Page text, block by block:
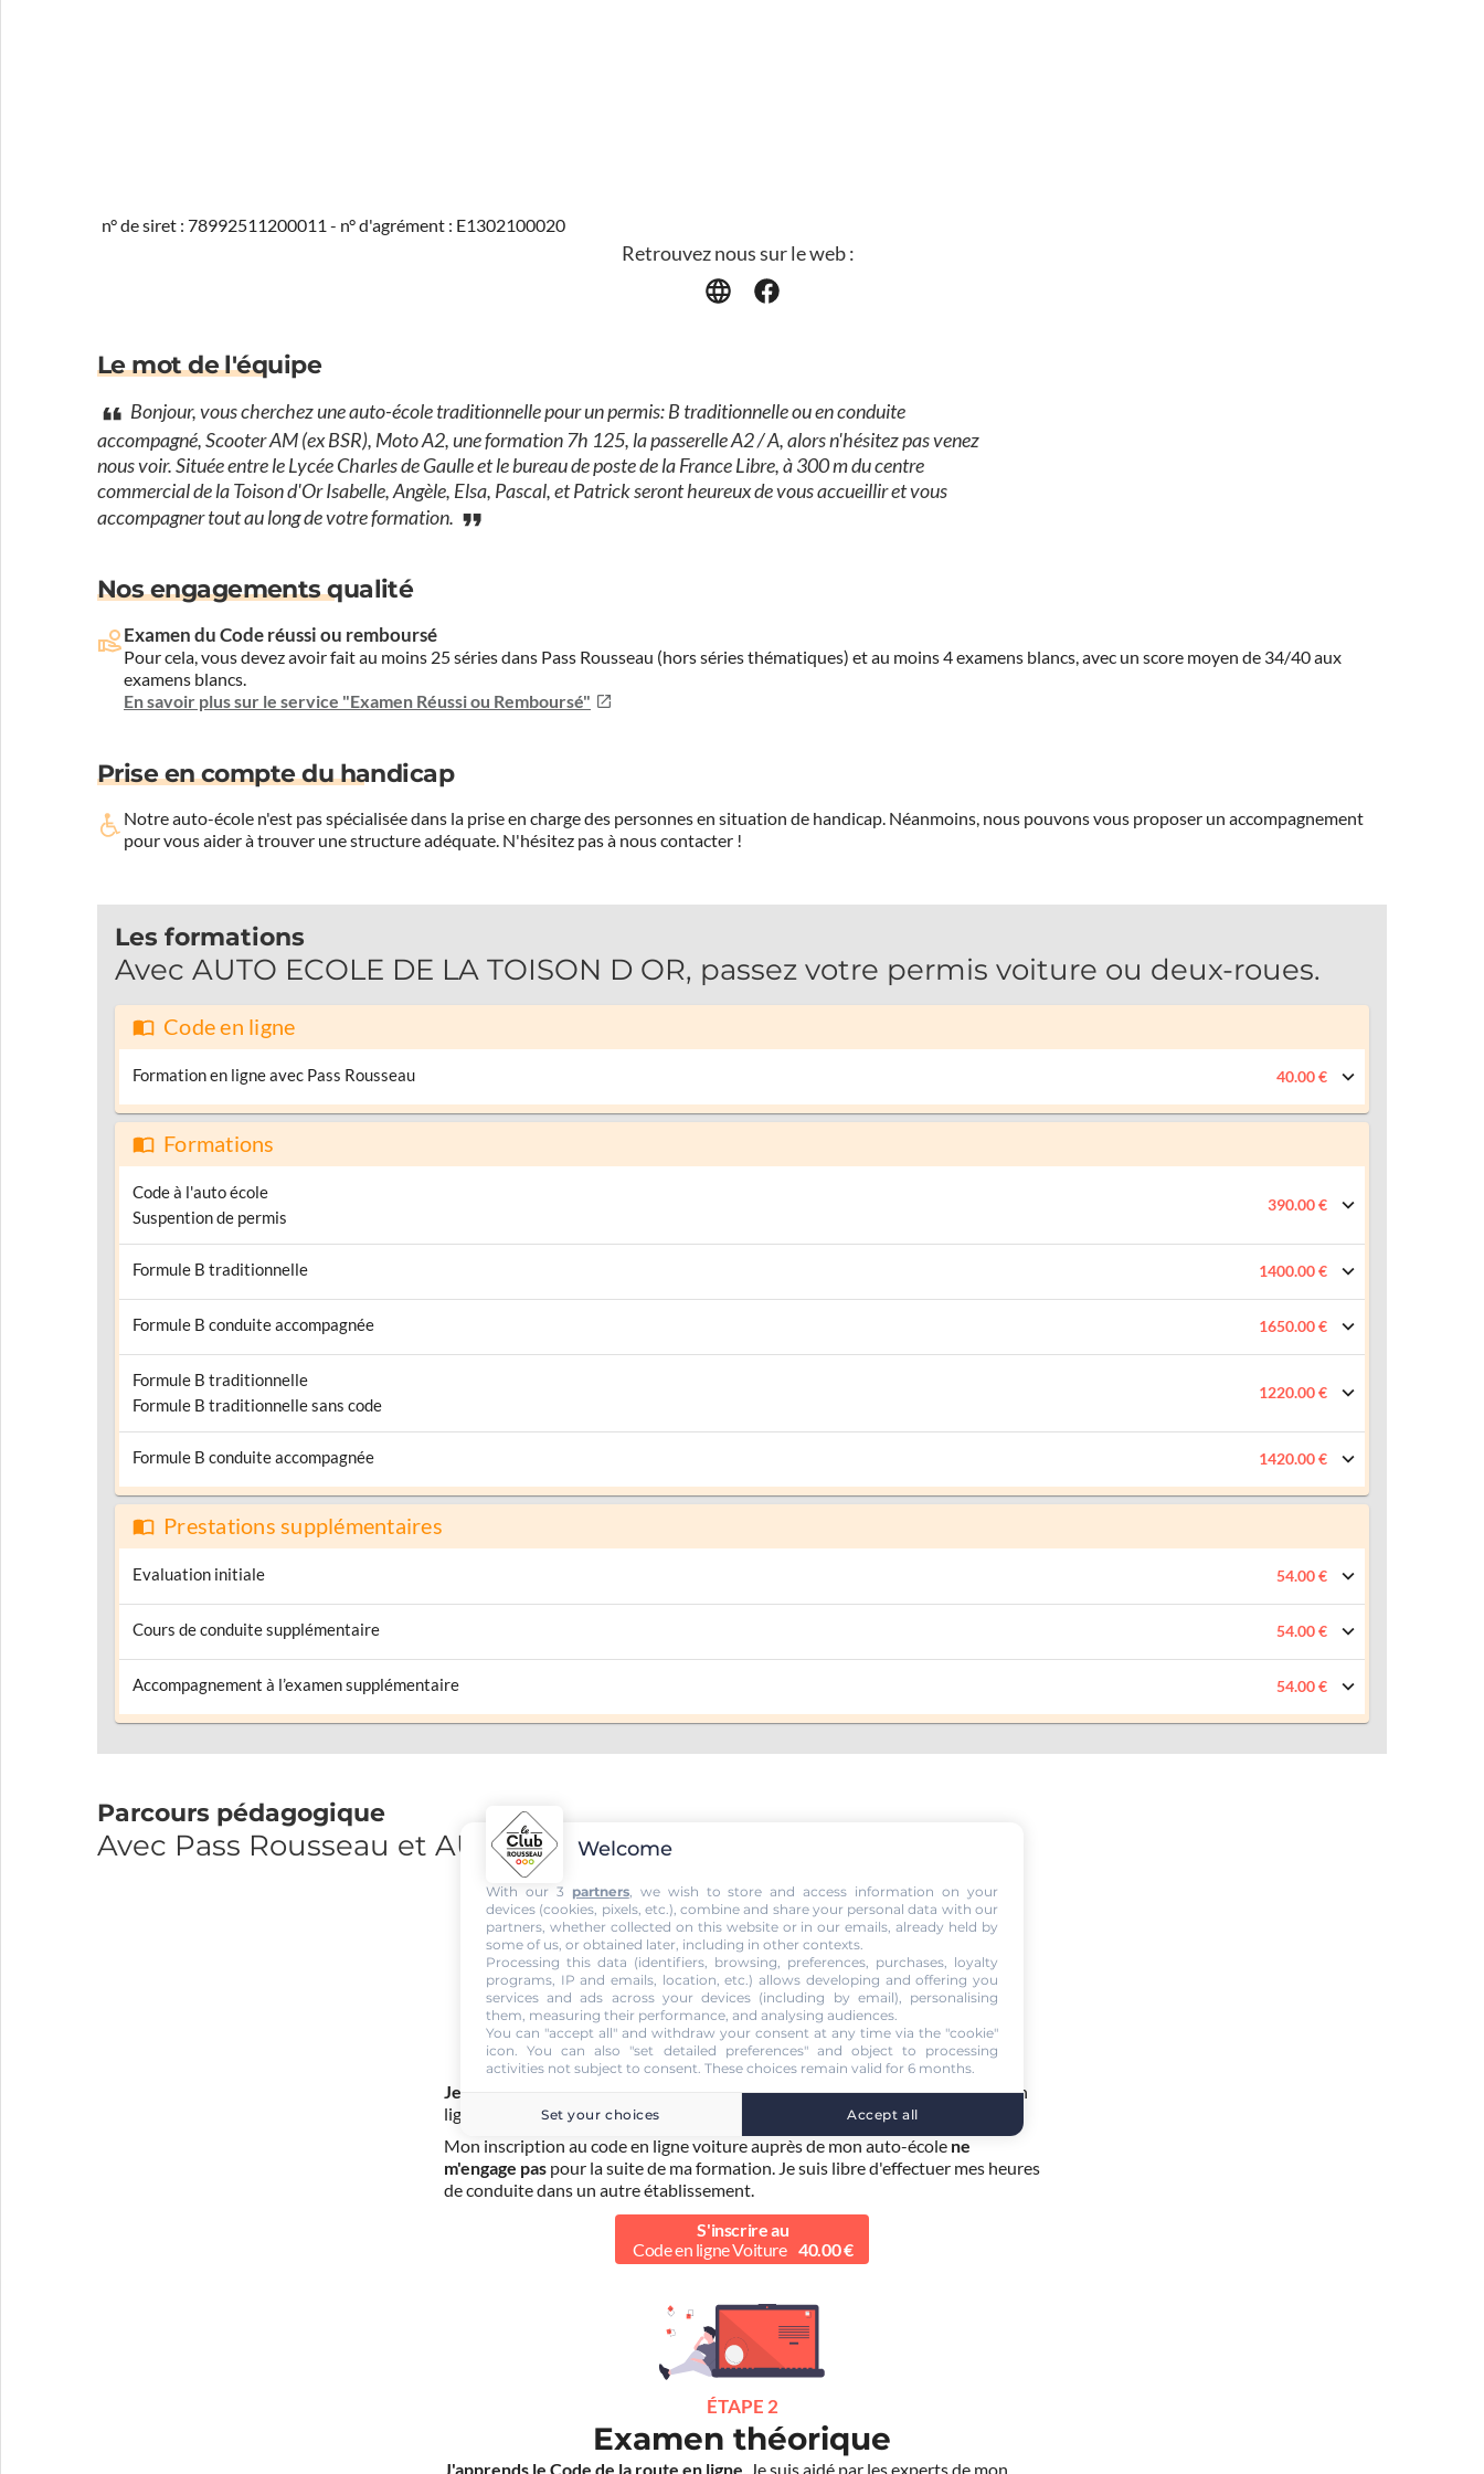
n° de siret : 78992511200011 - n° d'agrément : E1302100020
Retrouvez nous sur le web :
Le mot de l'équipe
Bonjour, vous cherchez une auto-école traditionnelle pour un permis: B traditionnelle ou en conduite
accompagné, Scooter AM (ex BSR), Moto A2, une formation 7h 125, la passerelle A2 / A, alors n'hésitez pas venez
nous voir. Située entre le Lycée Charles de Gaulle et le bureau de poste de la France Libre, à 300 m du centre
commercial de la Toison d'Or Isabelle, Angèle, Elsa, Pascal, et Patrick seront heureux de vous accueillir et vous
accompagner tout au long de votre formation.
Nos engagements qualité
Examen du Code réussi ou remboursé
Pour cela, vous devez avoir fait au moins 25 séries dans Pass Rousseau (hors séries thématiques) et au moins 4 examens blancs, avec un score moyen de 34/40 aux
examens blancs.
En savoir plus sur le service "Examen Réussi ou Remboursé"
Prise en compte du handicap
Notre auto-école n'est pas spécialisée dans la prise en charge des personnes en situation de handicap. Néanmoins, nous pouvons vous proposer un accompagnement
pour vous aider à trouver une structure adéquate. N'hésitez pas à nous contacter !
Les formations
Avec AUTO ECOLE DE LA TOISON D OR, passez votre permis voiture ou deux-roues.
Code en ligne
Formation en ligne avec Pass Rousseau 40.00 €
Formations
Code à l'auto école
Suspention de permis
390.00 €
Formule B traditionnelle 1400.00 €
Formule B conduite accompagnée 1650.00 €
Formule B traditionnelle
Formule B traditionnelle sans code
1220.00 €
Formule B conduite accompagnée 1420.00 €
Prestations supplémentaires
Evaluation initiale 54.00 €
Cours de conduite supplémentaire 54.00 €
Accompagnement à l’examen supplémentaire 54.00 €
Parcours pédagogique
Avec Pass Rousseau et AUTO ECOLE DE LA TOISON D OR
ÉTAPE 1
Inscription
Je m'inscris en 2 minutes
pour accéder à ma formation au Code de la route en
ligne grâce à Pass Rousseau Voiture
Mon inscription au code en ligne voiture auprès de mon auto-école ne
m'engage pas pour la suite de ma formation. Je suis libre d'effectuer mes heures
de conduite dans un autre établissement.
S'inscrire au
Code en ligne Voiture 40.00 €
ÉTAPE 2
Examen théorique
Welcome
With our 3 partners, we wish to store and access information on your
devices (cookies, pixels, etc.), combine and share your personal data with our
partners, whether collected on this website or in our emails, already held by
some of us, or obtained later, including in other contexts.
Processing this data (identifiers, browsing, preferences, purchases, loyalty
programs, IP and emails, location, etc.) allows developing and offering you
services and ads across your devices (including by email), personalising
them, measuring their performance, and analysing audiences.
You can "accept all" and withdraw your consent at any time via the "cookie"
icon. You can also "set detailed preferences" and object to processing
activities not subject to consent. These choices remain valid for 6 months.
Set your choices Accept all